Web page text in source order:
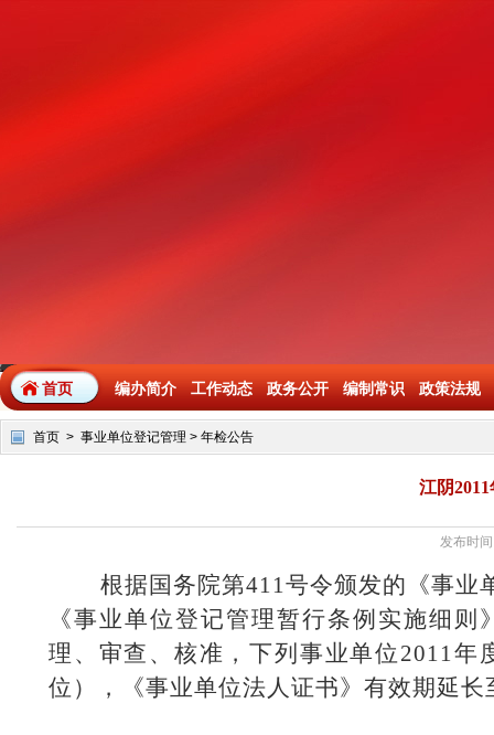
首页 编办简介 工作动态 政务公开 编制常识 政策法规
首页 > 事业单位登记管理 > 年检公告
江阴
发布时
根据国务院第411号令颁发的《事业
《事业单位登记管理暂行条例实施细
理、审查、核准，下列事业单位 2011年
位），《事业单位法人证书》有效期延长